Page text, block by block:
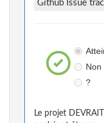
Github Issue
Non
?
Le projet